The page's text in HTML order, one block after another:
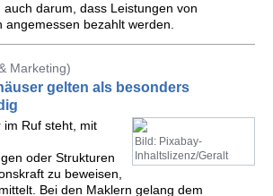
darum, dass Leistungen von
angemessen bezahlt werden.
Marketing)
gelten als besonders
Bild: Pixabay-
Inhaltslizenz/Geralt
im Ruf steht, mit
oder Strukturen
zu beweisen,
Bei den Maklern gelang dem